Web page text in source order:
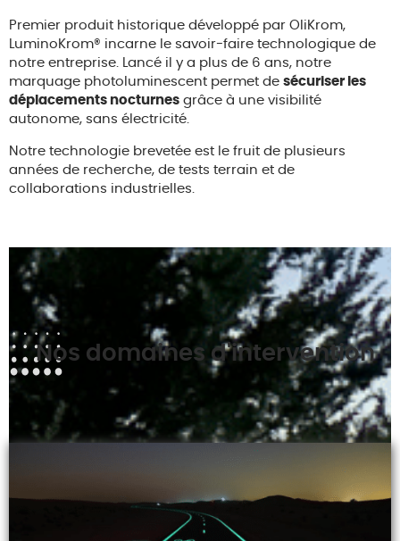
Premier produit historique développé par OliKrom,
LuminoKrom® incarne le savoir-faire technologique de
notre entreprise. Lancé il y a plus de 6 ans, notre
marquage photoluminescent permet de sécuriser les
déplacements nocturnes grâce à une visibilité
autonome, sans électricité.
Notre technologie brevetée est le fruit de plusieurs
années de recherche, de tests terrain et de
collaborations industrielles.
Nos domaines d'intervention